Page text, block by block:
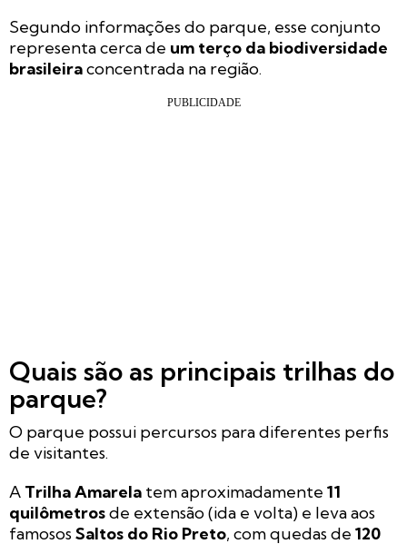
Segundo informações do parque, esse conjunto
representa cerca de um terço da biodiversidade
brasileiraconcentrada na região.
Quais são as principais trilhas do
parque?
O parque possui percursos para diferentes perfis
de visitantes.
A Trilha Amarela tem aproximadamente 11
quilômetrosde extensão (ida e volta) e leva aos
famososSaltos do Rio Preto, com quedas de 120